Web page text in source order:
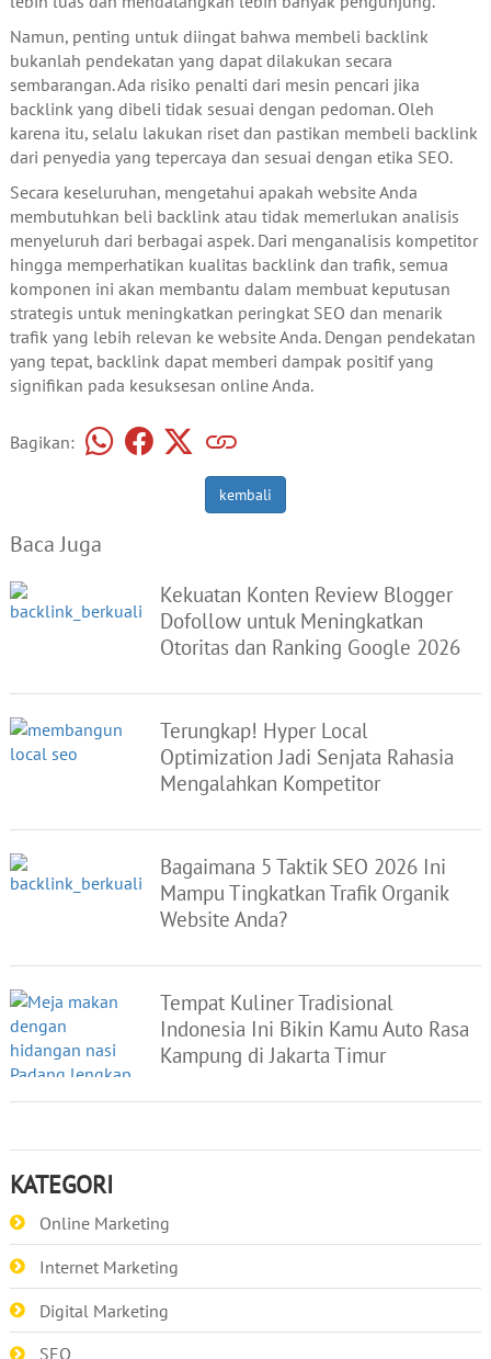
Namun, penting untuk diingat bahwa membeli backlink
bukanlah pendekatan yang dapat dilakukan secara
sembarangan. Ada risiko penalti dari mesin pencari jika
backlink yang dibeli tidak sesuai dengan pedoman. Oleh
karena itu, selalu lakukan riset dan pastikan membeli backlink
dari penyedia yang tepercaya dan sesuai dengan etika SEO.
Secara keseluruhan, mengetahui apakah website Anda
membutuhkan beli backlink atau tidak memerlukan analisis
menyeluruh dari berbagai aspek. Dari menganalisis kompetitor
hingga memperhatikan kualitas backlink dan trafik, semua
komponen ini akan membantu dalam membuat keputusan
strategis untuk meningkatkan peringkat SEO dan menarik
trafik yang lebih relevan ke website Anda. Dengan pendekatan
yang tepat, backlink dapat memberi dampak positif yang
signifikan pada kesuksesan online Anda.
Bagikan:
kembali
Baca Juga
Kekuatan Konten Review Blogger
Dofollow untuk Meningkatkan
Otoritas dan Ranking Google 2026
Terungkap! Hyper Local
Optimization Jadi Senjata Rahasia
Mengalahkan Kompetitor
Bagaimana 5 Taktik SEO 2026 Ini
Mampu Tingkatkan Trafik Organik
Website Anda?
Tempat Kuliner Tradisional
Indonesia Ini Bikin Kamu Auto Rasa
Kampung di Jakarta Timur
KATEGORI
Online Marketing
Internet Marketing
Digital Marketing
SEO